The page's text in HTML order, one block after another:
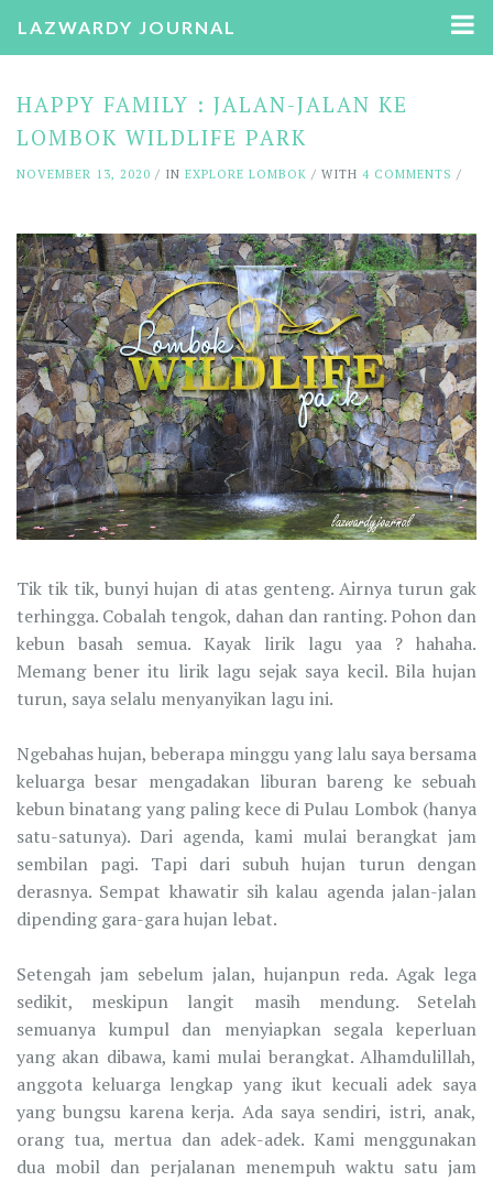
LAZWARDY JOURNAL
HAPPY FAMILY : JALAN-JALAN KE
LOMBOK WILDLIFE PARK
NOVEMBER 13, 2020 / IN EXPLORE LOMBOK / WITH 4 COMMENTS /
Tik tik tik, bunyi hujan di atas genteng. Airnya turun gak
terhingga. Cobalah tengok, dahan dan ranting. Pohon dan
kebun basah semua. Kayak lirik lagu yaa ? hahaha.
Memang bener itu lirik lagu sejak saya kecil. Bila hujan
turun, saya selalu menyanyikan lagu ini.
Ngebahas hujan, beberapa minggu yang lalu saya bersama
keluarga besar mengadakan liburan bareng ke sebuah
kebun binatang yang paling kece di Pulau Lombok (hanya
satu-satunya). Dari agenda, kami mulai berangkat jam
sembilan pagi. Tapi dari subuh hujan turun dengan
derasnya. Sempat khawatir sih kalau agenda jalan-jalan
dipending gara-gara hujan lebat.
Setengah jam sebelum jalan, hujanpun reda. Agak lega
sedikit, meskipun langit masih mendung. Setelah
semuanya kumpul dan menyiapkan segala keperluan
yang akan dibawa, kami mulai berangkat. Alhamdulillah,
anggota keluarga lengkap yang ikut kecuali adek saya
yang bungsu karena kerja. Ada saya sendiri, istri, anak,
orang tua, mertua dan adek-adek. Kami menggunakan
dua mobil dan perjalanan menempuh waktu satu jam